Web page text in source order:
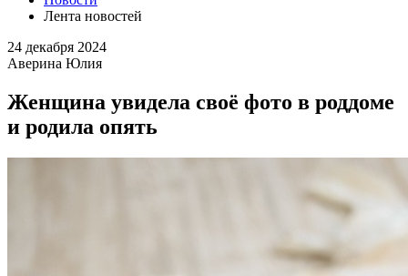
Лента новостей
24 декабря 2024
Аверина Юлия
Женщина увидела своё фото в роддоме
и родила опять